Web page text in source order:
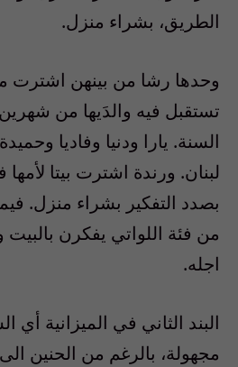
الطريق، بشراء منزل.
وحدها رشا من بينهن اشترت
تستقبل فيه والدَيها من
السنة. يارا ودنيا وفاديا
لبنان. ورندة اشترت بيتا لأمها
بصدد التفكير بشراء منزل.
من فئة اللواتي يفكرن
اجله.
البند الثاني في الميزانية أي
مجهولة، بالرغم من الحنين